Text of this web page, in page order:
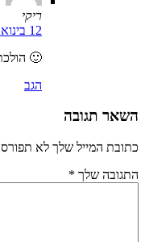
ריקי
12 בינואר 2009 ב 20:41
🙂
הגב
השאר תגובה
כתובת המייל שלך לא
התגובה שלך *